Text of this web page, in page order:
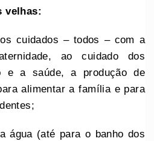
velhas:
cuidados – todos – com a
ao cuidado dos
e a saúde, a produção de
alimentar a família e para
água (até para o banho dos